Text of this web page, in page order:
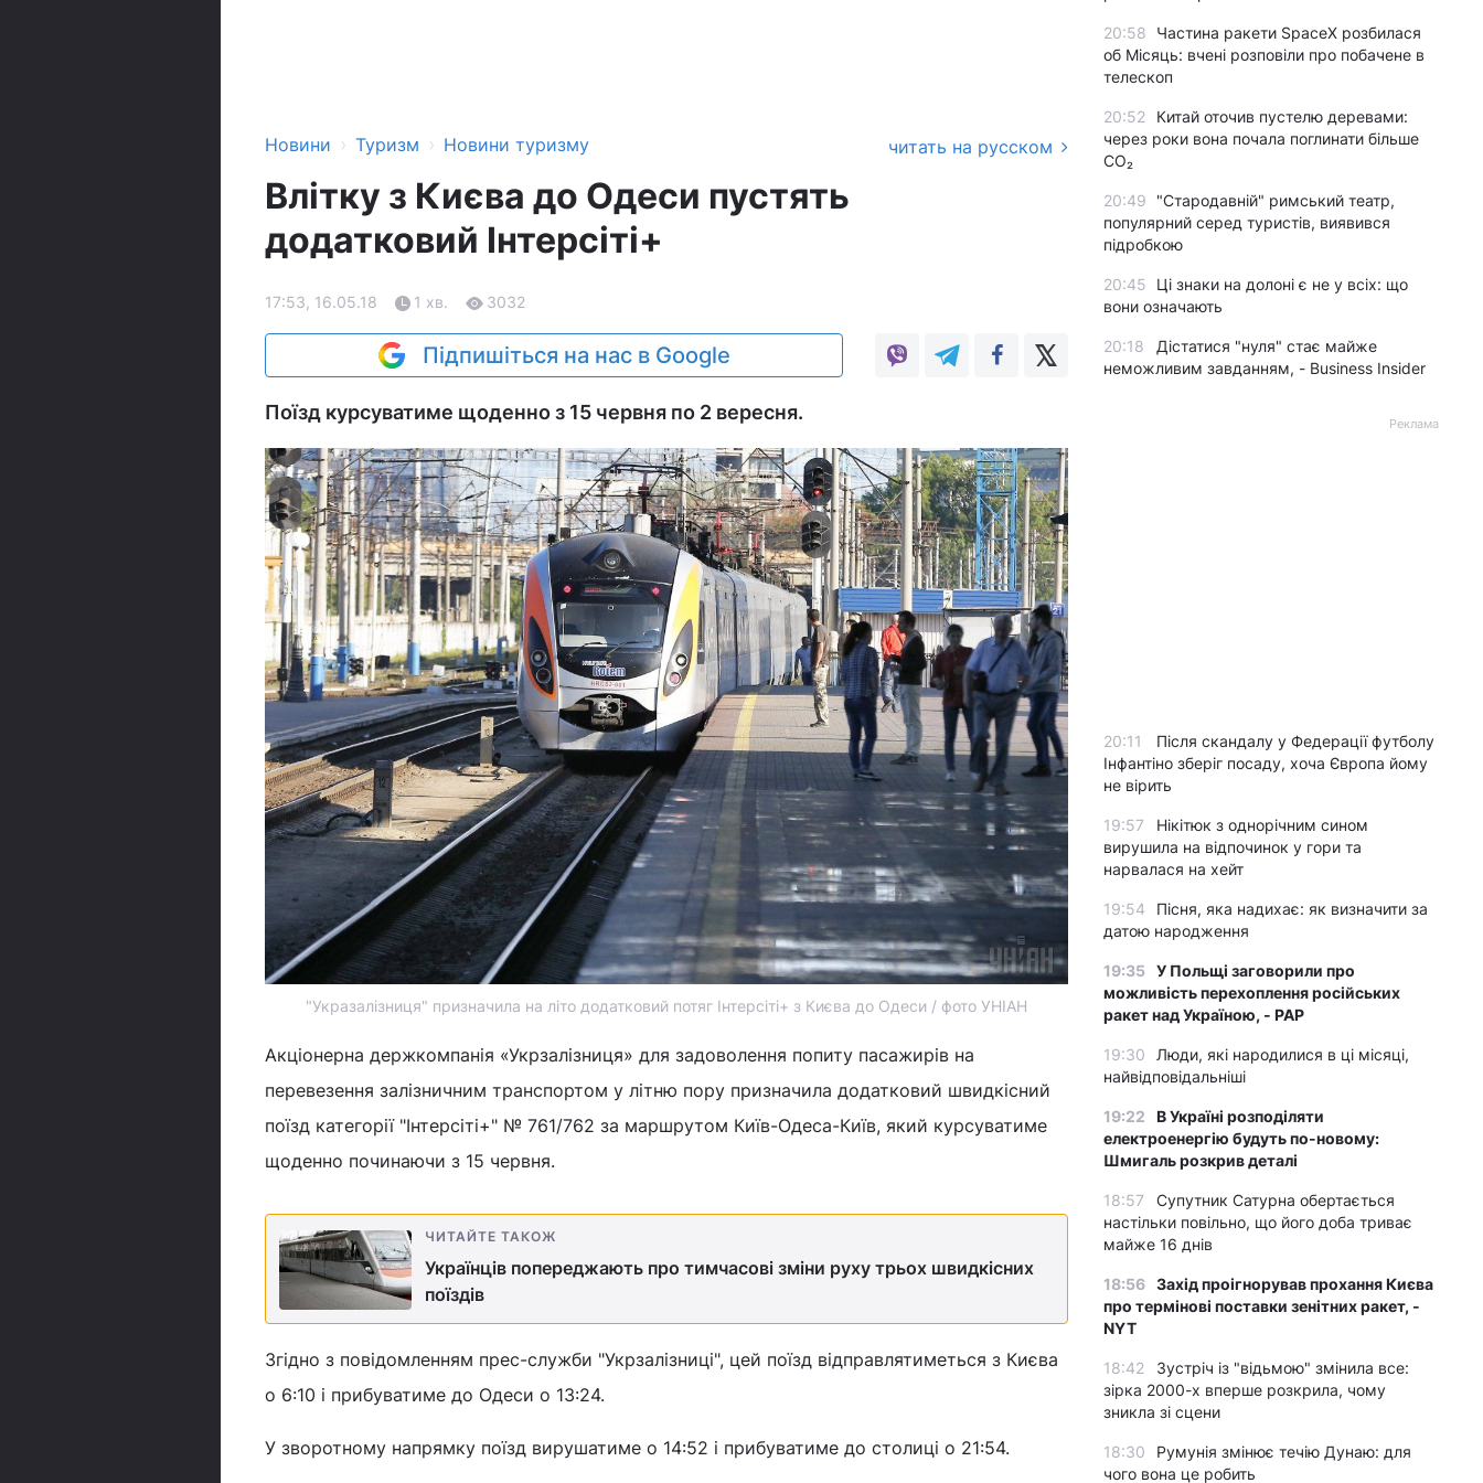
Новини › Туризм › Новини туризму читать на русском
Влітку з Києва до Одеси пустять
додатковий Інтерсіті+
17:53, 16.05.18 1 хв. 3032
Підпишіться на нас в Google
Поїзд курсуватиме щоденно з 15 червня по 2 вересня.
"Укразалізниця" призначила на літо додатковий потяг Інтерсіті+ з Києва до Одеси / фото УНІАН
Акціонерна держкомпанія «Укрзалізниця» для задоволення попиту пасажирів на
перевезення залізничним транспортом у літню пору призначила додатковий швидкісний
поїзд категорії "Інтерсіті+" № 761/762 за маршрутом Київ-Одеса-Київ, який курсуватиме
щоденно починаючи з 15 червня.
ЧИТАЙТЕ ТАКОЖ
Українців попереджають про тимчасові зміни руху трьох швидкісних
поїздів
Згідно з повідомленням прес-служби "Укрзалізниці", цей поїзд відправлятиметься з Києва
о 6:10 і прибуватиме до Одеси о 13:24.
У зворотному напрямку поїзд вирушатиме о 14:52 і прибуватиме до столиці о 21:54.
20:58
Частина ракети SpaceX розбилася
об Місяць: вчені розповіли про побачене в
телескоп
20:52
Китай оточив пустелю деревами:
через роки вона почала поглинати більше
CO₂
20:49
"Стародавній" римський театр,
популярний серед туристів, виявився
підробкою
20:45
Ці знаки на долоні є не у всіх: що
вони означають
20:18
Дістатися "нуля" стає майже
неможливим завданням, - Business Insider
Реклама
20:11
Після скандалу у Федерації футболу
Інфантіно зберіг посаду, хоча Європа йому
не вірить
19:57
Нікітюк з однорічним сином
вирушила на відпочинок у гори та
нарвалася на хейт
19:54
Пісня, яка надихає: як визначити за
датою народження
19:35 У Польщі заговорили про
можливість перехоплення російських
ракет над Україною, - PAP
19:30
Люди, які народилися в ці місяці,
найвідповідальніші
19:22
В Україні розподіляти
електроенергію будуть по-новому:
Шмигаль розкрив деталі
18:57
Супутник Сатурна обертається
настільки повільно, що його доба триває
майже 16 днів
18:56 Захід проігнорував прохання Києва
про термінові поставки зенітних ракет, -
NYT
18:42
Зустріч із "відьмою" змінила все:
зірка 2000-х вперше розкрила, чому
зникла зі сцени
18:30
Румунія змінює течію Дунаю: для
чого вона це робить